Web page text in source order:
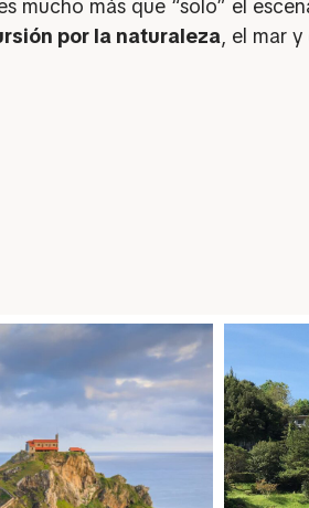
mucho más que “solo” el
por la naturaleza, el mar